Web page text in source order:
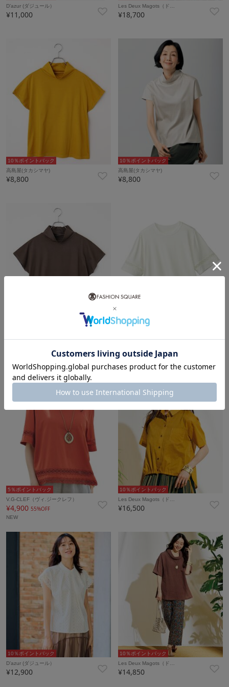
D’azur (ダジュール）
¥11,000
Les Deux Magots（ド…
¥18,700
10％ポイントバック
高島屋(タカシマヤ)
¥8,800
10％ポイントバック
高島屋(タカシマヤ)
¥8,800
5％ポイントバック
NEW
5％ポイントバック
V.G-CLEF（ヴィ.ジークレフ）
¥4,900 55%OFF
NEW
10％ポイントバック
Les Deux Magots（ド…
¥16,500
10％ポイントバック
D’azur (ダジュール）
¥12,900
10％ポイントバック
Les Deux Magots（ド…
¥14,850